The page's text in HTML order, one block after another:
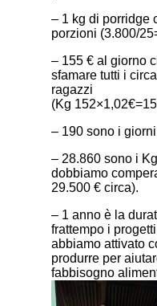
– 1 kg di porridge
porzioni (3.800/
– 155 € al giorno
sfamare tutti i
ragazzi
(Kg
– 190 sono i
– 28.860 sono i
dobbiamo
29.500 € circa).
– 1 anno è la
frattempo i
abbiamo attivato
produrre per
fabbisogno